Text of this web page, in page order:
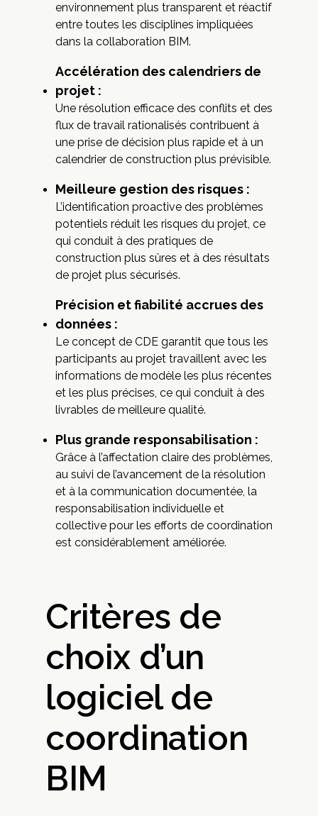
environnement plus transparent et réactif
entre toutes les disciplines impliquées
dans la collaboration BIM.
Accélération des calendriers de
projet :
Une résolution efficace des conflits et des
flux de travail rationalisés contribuent à
une prise de décision plus rapide et à un
calendrier de construction plus prévisible.
Meilleure gestion des risques :
L’identification proactive des problèmes
potentiels réduit les risques du projet, ce
qui conduit à des pratiques de
construction plus sûres et à des résultats
de projet plus sécurisés.
Précision et fiabilité accrues des
données :
Le concept de CDE garantit que tous les
participants au projet travaillent avec les
informations de modèle les plus récentes
et les plus précises, ce qui conduit à des
livrables de meilleure qualité.
Plus grande responsabilisation :
Grâce à l’affectation claire des problèmes,
au suivi de l’avancement de la résolution
et à la communication documentée, la
responsabilisation individuelle et
collective pour les efforts de coordination
est considérablement améliorée.
Critères de
choix d’un
logiciel de
coordination
BIM